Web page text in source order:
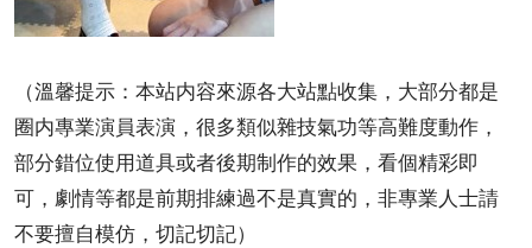
（溫馨提示：本站内容來源各大站點收集，大部分都是
圈内專業演員表演，很多類似雜技氣功等高難度動作，
部分錯位使用道具或者後期制作的效果，看個精彩即
可，劇情等都是前期排練過不是真實的，非專業人士請
不要擅自模仿，切記切記）